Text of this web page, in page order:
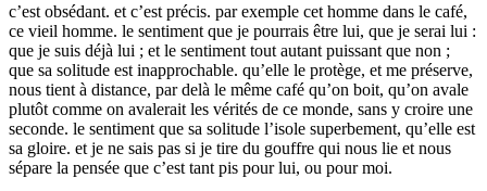
c’est obsédant. et c’est précis. par exemple cet homme dans le café,
ce vieil homme. le sentiment que je pourrais être lui, que je serai lui :
que je suis déjà lui ; et le sentiment tout autant puissant que non ;
que sa solitude est inapprochable. qu’elle le protège, et me préserve,
nous tient à distance, par delà le même café qu’on boit, qu’on avale
plutôt comme on avalerait les vérités de ce monde, sans y croire une
seconde. le sentiment que sa solitude l’isole superbement, qu’elle est
sa gloire. et je ne sais pas si je tire du gouffre qui nous lie et nous
sépare la pensée que c’est tant pis pour lui, ou pour moi.